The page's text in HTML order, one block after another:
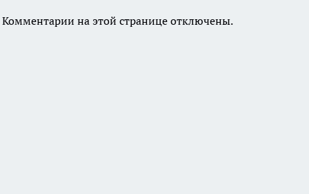
Комментарии на этой странице отключены.